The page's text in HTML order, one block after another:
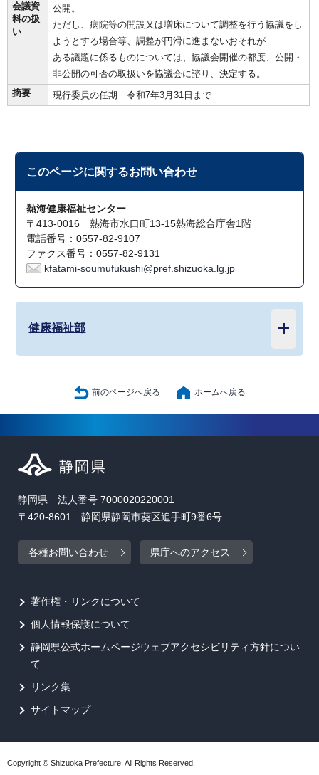
会議資
料の扱
い
公開。
ただし、病院等の開設又は増床について調整を行う協議をし
ようとする場合等、調整が円滑に進まないおそれが
ある議題に係るものについては、協議会開催の都度、公開・
非公開の可否の取扱いを協議会に諮り、決定する。
摘要
現行委員の任期 令和7年3月31日まで
このページに関するお問い合わせ
熱海健康福祉センター
〒413-0016 熱海市水口町13-15熱海総合庁舎1階
電話番号：0557-82-9107
ファクス番号：0557-82-9131
kfatami-soumufukushi@pref.shizuoka.lg.jp
健康福祉部
前のページへ戻る ホームへ戻る
静岡県 法人番号 7000020220001
〒420-8601 静岡県静岡市葵区追手町9番6号
各種お問い合わせ 県庁へのアクセス
著作権・リンクについて
個人情報保護について
静岡県公式ホームページウェブアクセシビリティ方針につい
て
リンク集
サイトマップ
Copyright © Shizuoka Prefecture. All Rights Reserved.